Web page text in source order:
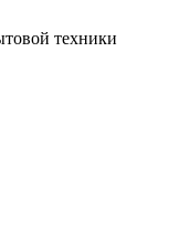
техники